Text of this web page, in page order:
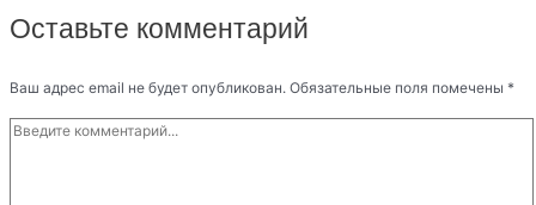
Оставьте комментарий
Ваш адрес email не будет опубликован. Обязательные поля помечены *
Введите
комментарий...